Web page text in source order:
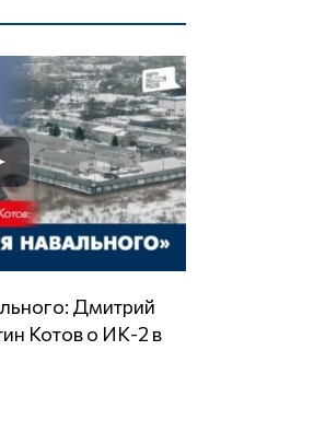
Котов о ИК-2 в